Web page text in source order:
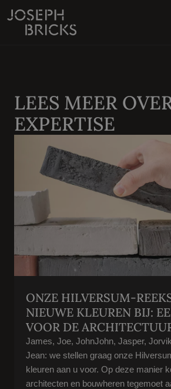
LEES MEER
EXPERTISE
ONZE HILVERSUM-
NIEUWE KLEUREN BIJ:
VOOR DE
James, Joe, JohnJohn, Jasper,
Jean: we stellen graag onze
kleuren aan u voor. Op deze manier
architecten en bouwheren tegemoet